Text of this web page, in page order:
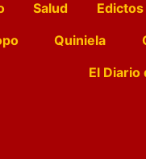
Salud Edictos
Quiniela
El Diario